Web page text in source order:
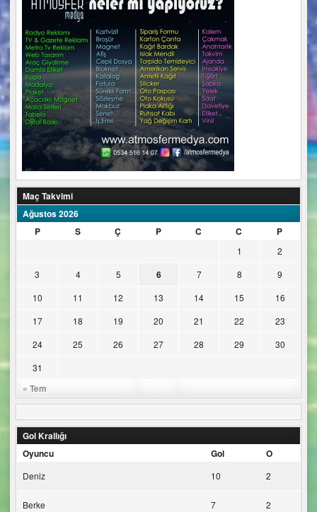
Maç Takvimi
Ağustos 2026
P
S Ç P C C P
« Tem
1
2
3
4 5 6 7 8
9
10
11 12 13 14 15
16
17
18 19 20 21 22
23
24
25 26 27 28 29
30
31
Gol Krallığı
Oyuncu
Gol O
Deniz 10 2
Berke 7 2